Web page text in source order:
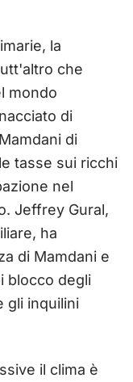
la
che
mondo
di
di
tasse sui ricchi
nel
Jeffrey Gural,
ha
di Mamdani e
blocco degli
gli inquilini
il clima è